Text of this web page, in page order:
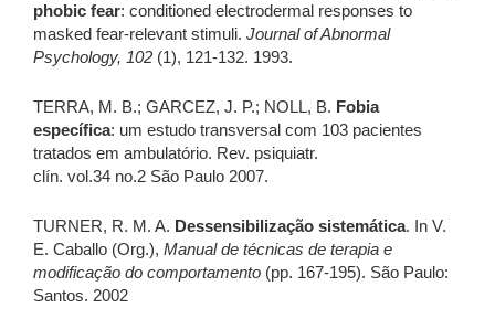
phobic fear: conditioned electrodermal responses to
masked fear-relevant stimuli. Journal of Abnormal
Psychology, 102 (1), 121-132. 1993.
TERRA, M. B.; GARCEZ, J. P.; NOLL, B. Fobia
específica: um estudo transversal com 103 pacientes
tratados em ambulatório. Rev. psiquiatr.
clín. vol.34 no.2 São Paulo 2007.
TURNER, R. M. A. Dessensibilização sistemática. In V.
E. Caballo (Org.), Manual de técnicas de terapia e
modificação do comportamento (pp. 167-195). São Paulo:
Santos. 2002